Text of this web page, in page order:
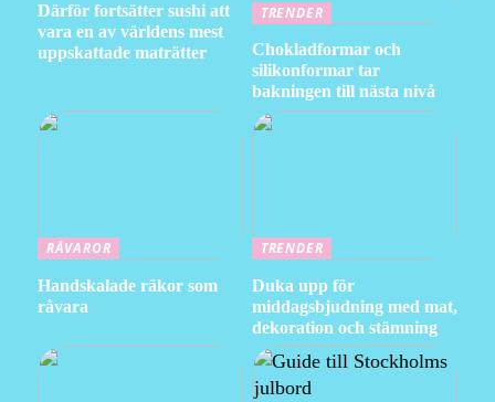
Därför fortsätter sushi att
vara en av världens mest
uppskattade maträtter
TRENDER
Chokladformar och
silikonformar tar
bakningen till nästa nivå
RÅVAROR
Handskalade räkor som
råvara
TRENDER
Duka upp för
middagsbjudning med mat,
dekoration och stämning